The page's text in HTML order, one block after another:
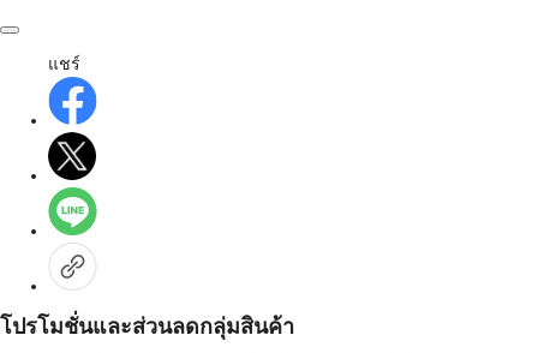
แชร์
โปรโมชั่นและส่วนลดกลุ่มสินค้า